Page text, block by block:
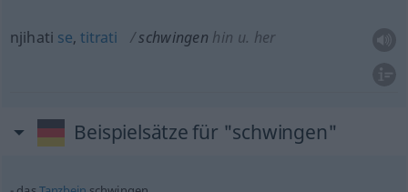
njihati se,titrati schwingen hin u. her
Beispielsätze für "schwingen"